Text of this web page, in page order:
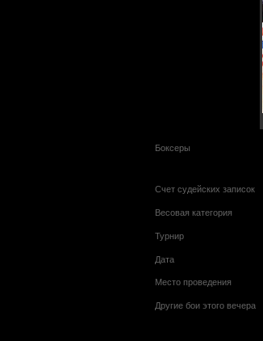
Боксеры
Счет судейских записок
Весовая категория
Турнир
Дата
Место проведения
Другие бои этого вечера